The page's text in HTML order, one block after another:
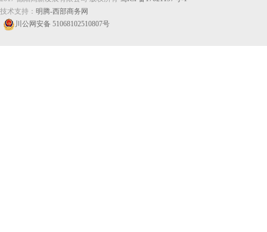
技术支持： 明腾-西部商务网
川公网安备 51068102510807号